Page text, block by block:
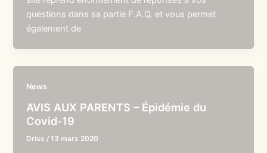
questions dans sa partie F.A.Q. et vous permet
également de
News
AVIS AUX PARENTS – Épidémie du
Covid-19
Driss /13 mars 2020